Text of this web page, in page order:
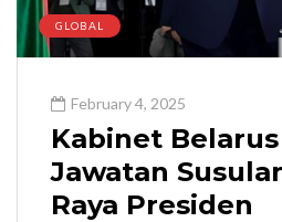
GLOBAL
February 4, 2025
Kabinet
Jawatan
Raya Presiden